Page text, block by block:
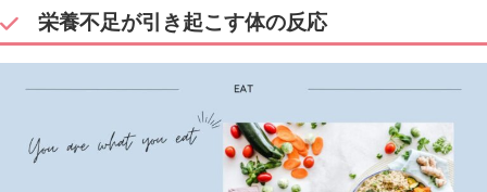
栄養不足が引き起こす体の反応